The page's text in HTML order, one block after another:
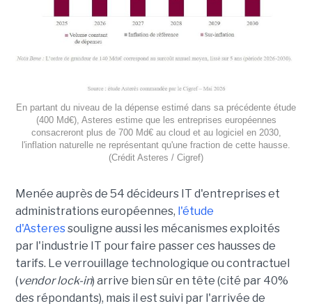
En partant du niveau de la dépense estimé dans sa précédente étude
(400 Md€), Asteres estime que les entreprises européennes
consacreront plus de 700 Md€ au cloud et au logiciel en 2030,
l'inflation naturelle ne représentant qu'une fraction de cette hausse.
(Crédit Asteres / Cigref)
Menée auprès de 54 décideurs IT d'entreprises et
administrations européennes, l'étude
d'Asteressouligne aussi les mécanismes exploités
par l'industrie IT pour faire passer ces hausses de
tarifs. Le verrouillage technologique ou contractuel
(vendor lock-in) arrive bien sûr en tête (cité par 40%
des répondants), mais il est suivi par l'arrivée de